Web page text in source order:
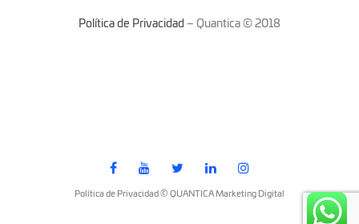
Política de Privacidad – Quantica © 2018
Política de Privacidad © QUANTICA Marketing Digital